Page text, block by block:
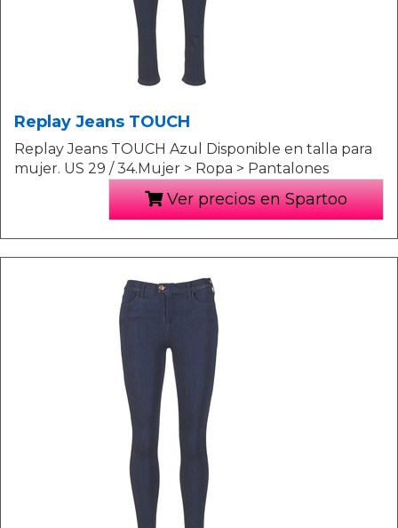
Replay Jeans TOUCH
Replay Jeans TOUCH Azul Disponible en talla para
mujer. US 29 / 34.Mujer > Ropa > Pantalones
Ver precios en Spartoo